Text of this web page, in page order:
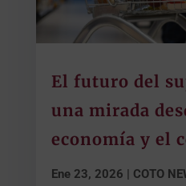
El futuro del
una mirada
economía y el
Ene 23, 2026
COTO